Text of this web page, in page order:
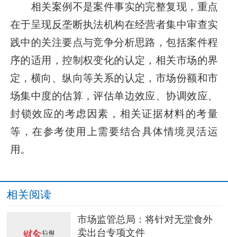
相关案例不是案件事实的完整复现，重点
在于呈现反垄断执法机构在经营者集中审查实
践中的关注要点与竞争分析思路，包括案件程
序的适用，控制权变化的认定，相关市场的界
定，横向、纵向等关系的认定，市场份额和市
场集中度的估算，评估单边效应、协调效应、
封锁效应的考虑因素，相关证据材料的考量
等，在参考使用上需要结合具体情境灵活运
用。
相关阅读
市场监管总局：将针对无堂食外
卖出台专项文件